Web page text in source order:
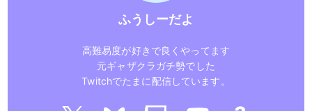
ふうしーだよ
高難易度が好きで良くやってます
元ギャザクラガチ勢でした
Twitchでたまに配信しています。